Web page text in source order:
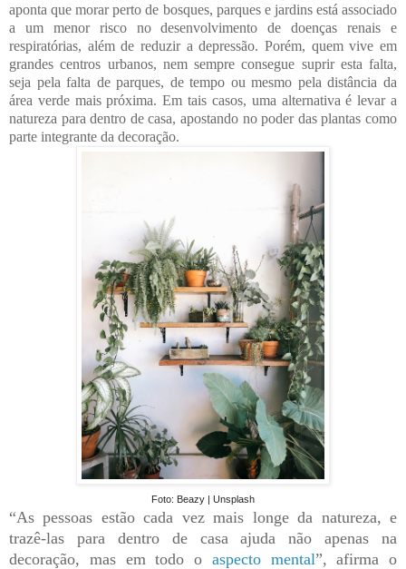
aponta que morar perto de bosques, parques e jardins está associado
a um menor risco no desenvolvimento de doenças renais e
respiratórias, além de reduzir a depressão. Porém, quem vive em
grandes centros urbanos, nem sempre consegue suprir esta falta,
seja pela falta de parques, de tempo ou mesmo pela distância da
área verde mais próxima. Em tais casos, uma alternativa é levar a
natureza para dentro de casa, apostando no poder das plantas como
parte integrante da decoração.
Foto: Beazy | Unsplash
“As pessoas estão cada vez mais longe da natureza, e
trazê-las para dentro de casa ajuda não apenas na
decoração, mas em todo o aspecto mental”, afirma o